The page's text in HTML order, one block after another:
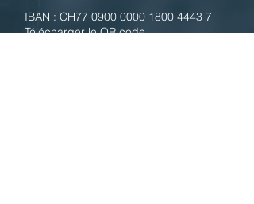
IBAN : CH77 0900 0000 1800 4443 7
Télécharger le QR code